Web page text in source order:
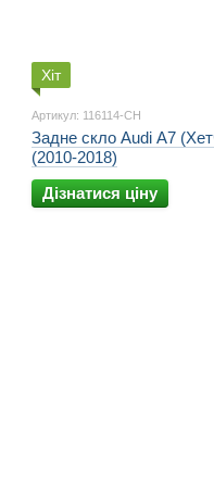
Хіт
Артикул: 116114-CH
Задне скло Audi A7
(2010-2018)
Дізнатися ціну